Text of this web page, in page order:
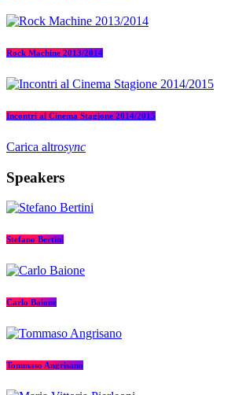
Rock Machine 2013/2014
Incontri al Cinema Stagione 2014/2015
Carica altrosync
Speakers
Stefano Bertini
Carlo Baione
Tommaso Angrisano